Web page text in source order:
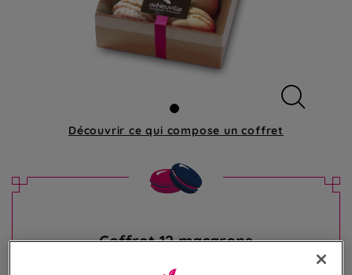
Découvrir ce qui compose un coffret
Coffret 12 macarons